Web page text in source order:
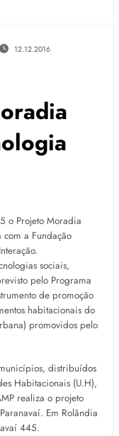
12.12.2016
o Projeto Moradia
a Fundação
sociais,
pelo Programa
de promoção
habitacionais do
promovidos pelo
distribuídos
Habitacionais (U.H),
realiza o projeto
Em Rolândia
445.